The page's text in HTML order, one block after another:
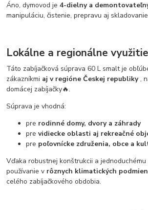
Áno, dymovod je4-dielny a
manipuláciu, čistenie, prepravu aj
Lokálne a regionálne využitie
Táto zabíjačková súprava 60 L smalt je
zákazníkmi aj v regióne Českej republiky,
domácej zabíjačky🔥.
Súprava je vhodná:
pre rodinné domy, dvory a záhrady
previdiecke oblasti aj rekreačné
pre poľovnícke združenia, obce a
Vďaka robustnej konštrukcii a
používanie v rôznych klimatických
celého zabíjačkového obdobia.